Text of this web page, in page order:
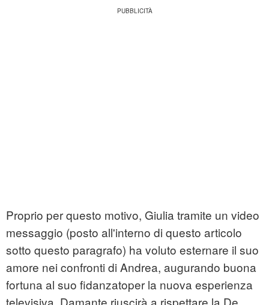
Proprio per questo motivo, Giulia tramite un video
messaggio (posto all'interno di questo articolo
sotto questo paragrafo) ha voluto esternare il suo
amore nei confronti di Andrea, augurando buona
fortuna al suo fidanzatoper la nuova esperienza